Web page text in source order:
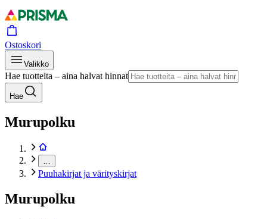
Ostoskori
Valikko
Hae tuotteita – aina halvat hinnat
Hae
Murupolku
Puuhakirjat ja värityskirjat
Murupolku